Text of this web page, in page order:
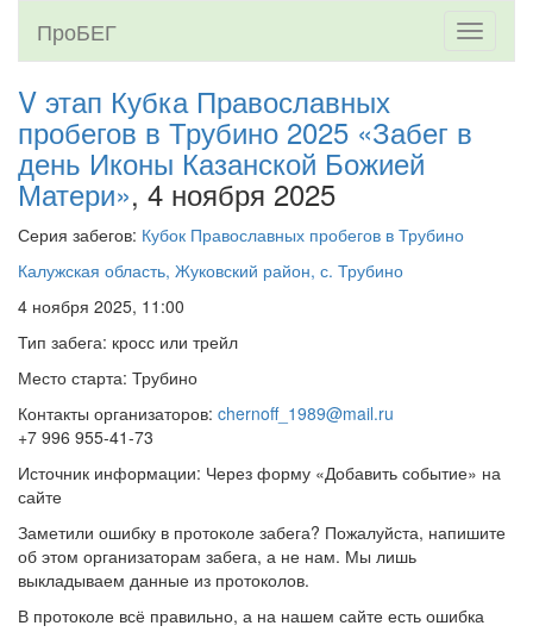
Toggle
ПроБЕГ
V этап Кубка Православных
пробегов в Трубино 2025 «Забег в
день Иконы Казанской Божией
Матери», 4 ноября 2025
Серия забегов: Кубок Православных пробегов в Трубино
Калужская область, Жуковский район, с. Трубино
4 ноября 2025, 11:00
Тип забега: кросс или трейл
Место старта: Трубино
Контакты организаторов: chernoff_1989@mail.ru
+7 996 955-41-73
Источник информации: Через форму «Добавить событие» на
сайте
Заметили ошибку в протоколе забега? Пожалуйста, напишите
об этом организаторам забега, а не нам. Мы лишь
выкладываем данные из протоколов.
В протоколе всё правильно, а на нашем сайте есть ошибка